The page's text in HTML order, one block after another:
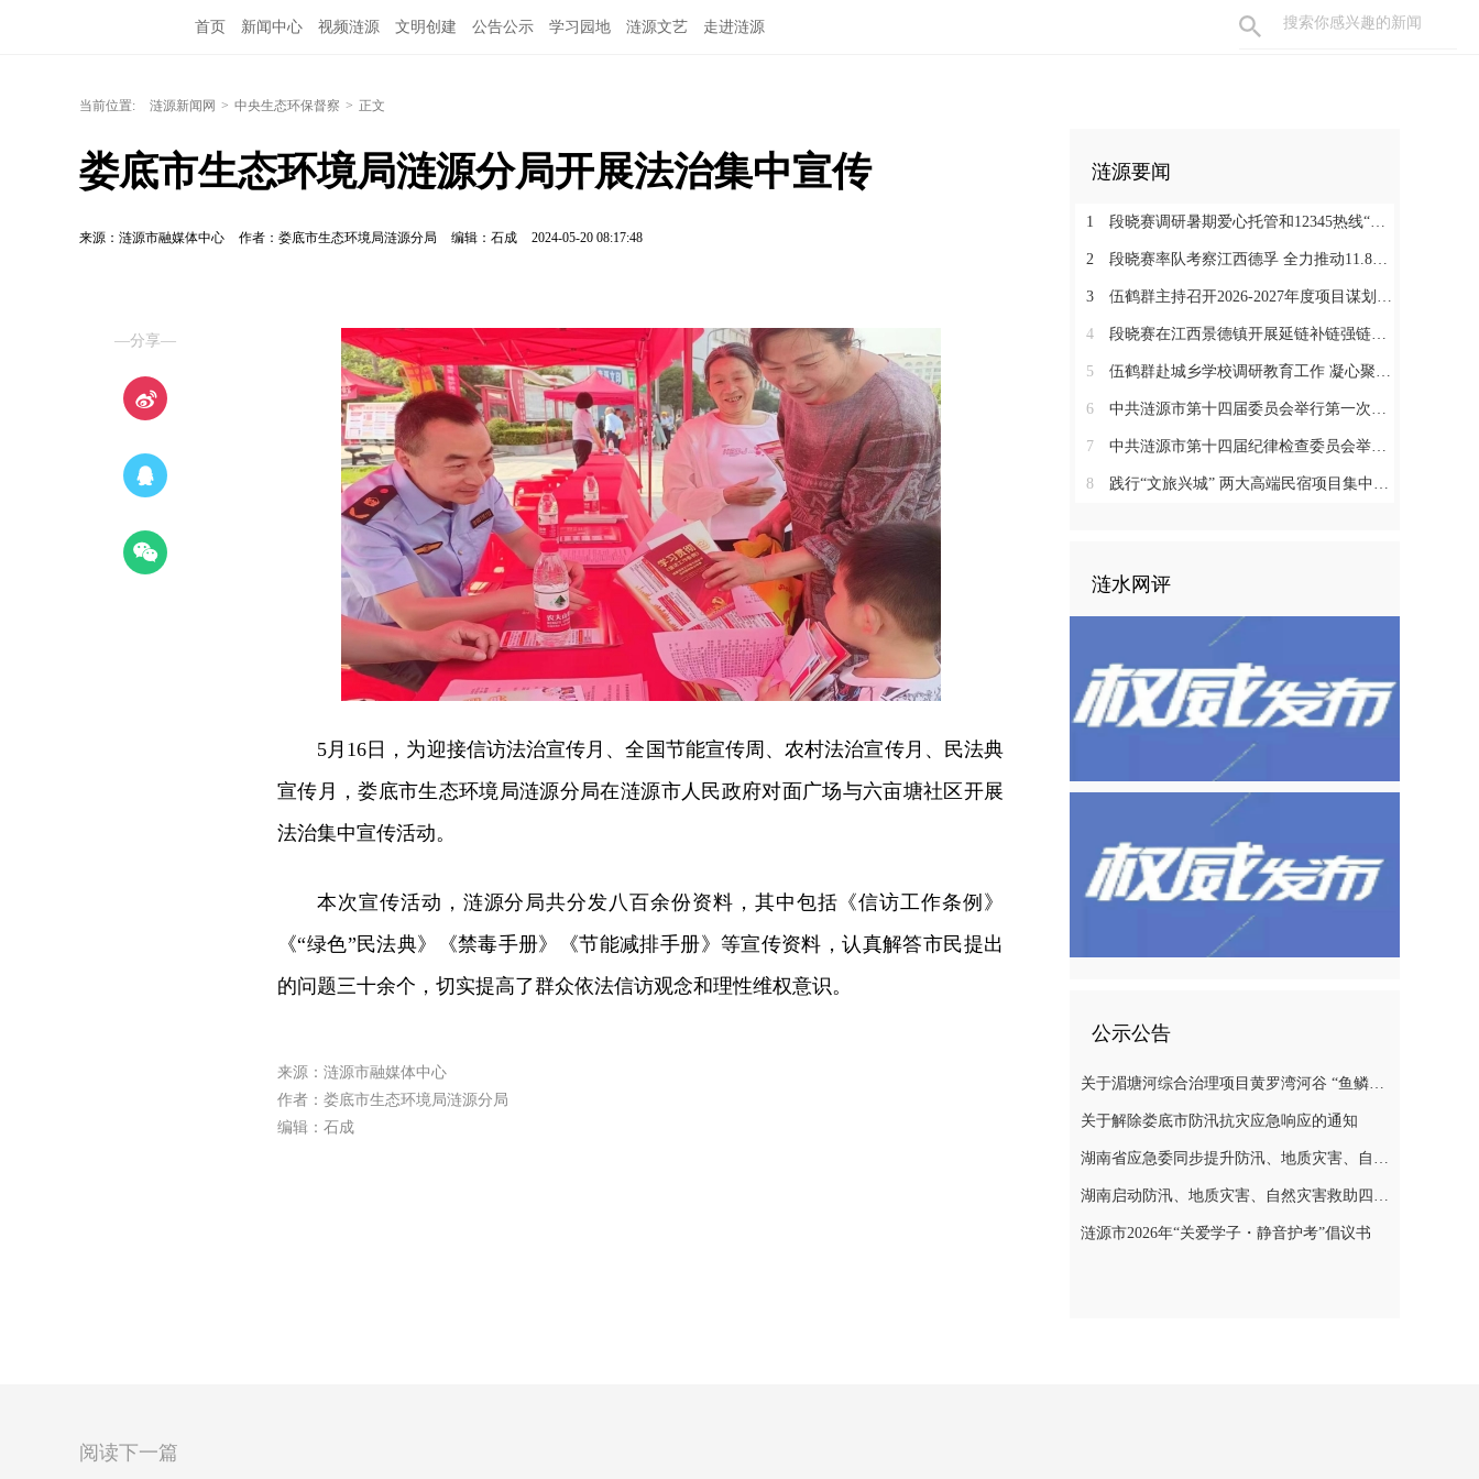
首页 新闻中心 视频涟源 文明创建 公告公示 学习园地 涟源文艺 走进涟源
当前位置: 涟源新闻网 > 中央生态环保督察 > 正文
娄底市生态环境局涟源分局开展法治集中宣传
来源：涟源市融媒体中心 作者：娄底市生态环境局涟源分局 编辑：石成 2024-05-20 08:17:48
—分享—
5月16日，为迎接信访法治宣传月、全国节能宣传周、农村法治宣传月、民法典
宣传月，娄底市生态环境局涟源分局在涟源市人民政府对面广场与六亩塘社区开展
法治集中宣传活动。
本次宣传活动，涟源分局共分发八百余份资料，其中包括《信访工作条例》
《“绿色”民法典》《禁毒手册》《节能减排手册》等宣传资料，认真解答市民提出
的问题三十余个，切实提高了群众依法信访观念和理性维权意识。
来源：涟源市融媒体中心
作者：娄底市生态环境局涟源分局
编辑：石成
涟源要闻
1 段晓赛调研暑期爱心托管和12345热线“领导接听日”工作：在办好民生实事中打通基层治理“最后一米”
2 段晓赛率队考察江西德孚 全力推动11.8亿元循环经济项目提速增效
3 伍鹤群主持召开2026-2027年度项目谋划调度会
4 段晓赛在江西景德镇开展延链补链强链招商 围绕“三电一钛”精准发力
5 伍鹤群赴城乡学校调研教育工作 凝心聚力推动涟源教育高质量发展
6 中共涟源市第十四届委员会举行第一次全体会议 段晓赛当选市委书记 伍鹤群周杨当选市委副书记
7 中共涟源市第十四届纪律检查委员会举行第一次全体会议
8 践行“文旅兴城” 两大高端民宿项目集中签约开工 全力打造“湖湘地区文旅康养名城”
涟水网评
公示公告
关于湄塘河综合治理项目黄罗湾河谷 “鱼鳞坝”区域不对外开放的公告
关于解除娄底市防汛抗灾应急响应的通知
湖南省应急委同步提升防汛、地质灾害、自然灾害救助应急响应至三级
湖南启动防汛、地质灾害、自然灾害救助四级应急响应
涟源市2026年“关爱学子・静音护考”倡议书
阅读下一篇